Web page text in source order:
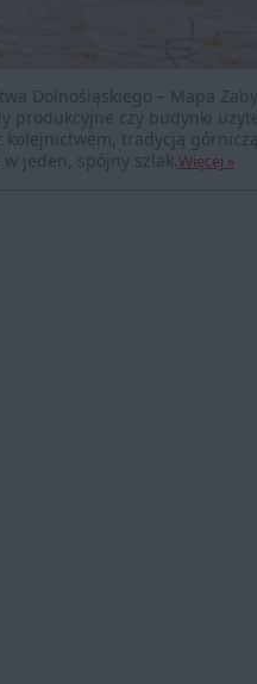
Dolnośląskiego – Mapa
produkcyjne czy budynki
tradycją
jeden, spójny szlak. Więcej »